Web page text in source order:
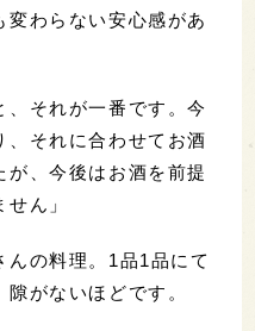
わらない安心感があ
、それが一番です。今
、それに合わせてお酒
が、今後はお酒を前提
ん」
の料理。1品1品にて
がないほどです。